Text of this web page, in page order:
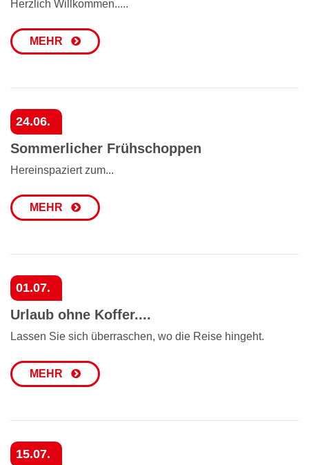
Herzlich Willkommen.....
MEHR
24.06.
Sommerlicher Frühschoppen
Hereinspaziert zum...
MEHR
01.07.
Urlaub ohne Koffer....
Lassen Sie sich überraschen, wo die Reise hingeht.
MEHR
15.07.